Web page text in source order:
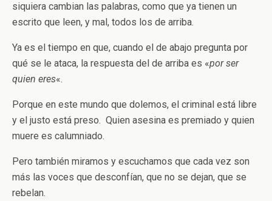
siquiera cambian las palabras, como que ya tienen un
escrito que leen, y mal, todos los de arriba.
Ya es el tiempo en que, cuando el de abajo pregunta por
qué se le ataca, la respuesta del de arriba es «por ser
quien eres«.
Porque en este mundo que dolemos, el criminal está libre
y el justo está preso. Quien asesina es premiado y quien
muere es calumniado.
Pero también miramos y escuchamos que cada vez son
más las voces que desconfían, que no se dejan, que se
rebelan.